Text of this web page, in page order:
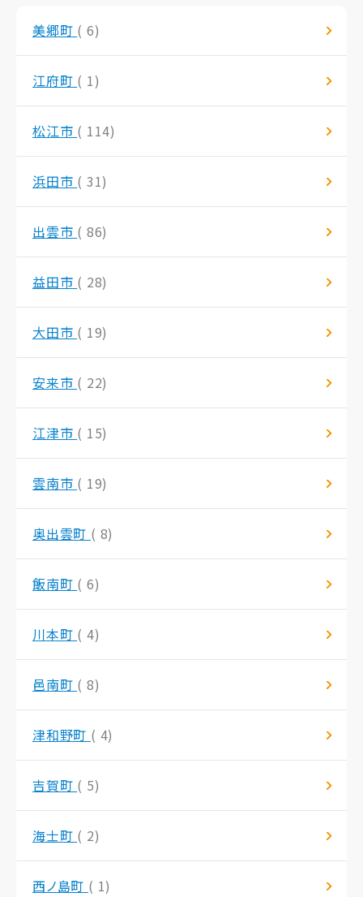
美郷町 ( 6)
江府町 ( 1)
松江市 ( 114)
浜田市 ( 31)
出雲市 ( 86)
益田市 ( 28)
大田市 ( 19)
安来市 ( 22)
江津市 ( 15)
雲南市 ( 19)
奥出雲町 ( 8)
飯南町 ( 6)
川本町 ( 4)
邑南町 ( 8)
津和野町 ( 4)
吉賀町 ( 5)
海士町 ( 2)
西ノ島町 ( 1)